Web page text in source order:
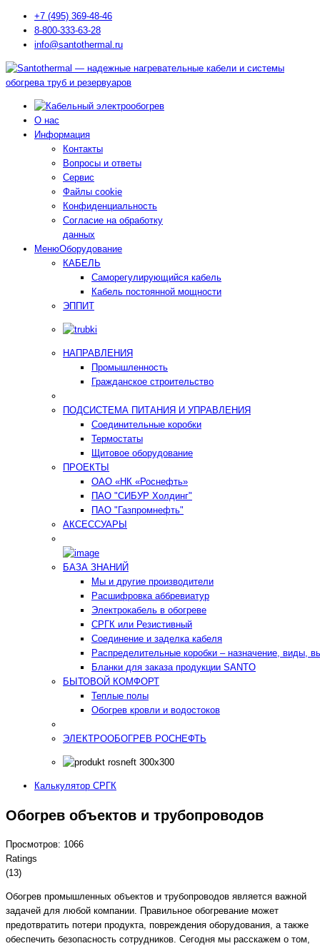
+7 (495) 369-48-46
8-800-333-63-28
info@santothermal.ru
О нас
Информация
Контакты
Вопросы и ответы
Сервис
Файлы cookie
Конфиденциальность
Согласие на обработку
данных
МенюОборудование
КАБЕЛЬ
Саморегулирующийся кабель
Кабель постоянной мощности
ЭППИТ
НАПРАВЛЕНИЯ
Промышленность
Гражданское строительство
ПОДСИСТЕМА ПИТАНИЯ И УПРАВЛЕНИЯ
Соединительные коробки
Термостаты
Щитовое оборудование
ПРОЕКТЫ
ОАО «НК «Роснефть»
ПАО "СИБУР Холдинг"
ПАО "Газпромнефть"
АКСЕССУАРЫ
БАЗА ЗНАНИЙ
Мы и другие производители
Расшифровка аббревиатур
Электрокабель в обогреве
СРГК или Резистивный
Соединение и заделка кабеля
Распределительные коробки – назначение, виды,
Бланки для заказа продукции SANTO
БЫТОВОЙ КОМФОРТ
Теплые полы
Обогрев кровли и водостоков
ЭЛЕКТРООБОГРЕВ РОСНЕФТЬ
Калькулятор СРГК
Обогрев объектов и трубопроводов
Просмотров: 1066
Ratings
(13)
Обогрев промышленных объектов и трубопроводов является важной
задачей для любой компании. Правильное обогревание может
предотвратить потери продукта, повреждения оборудования, а также
обеспечить безопасность сотрудников. Сегодня мы расскажем о том,